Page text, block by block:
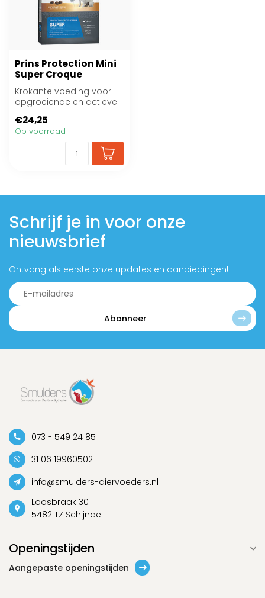
Prins Protection Mini
Super Croque
Krokante voeding voor
opgroeiende en actieve
kleine rassen
€24,25
Op voorraad
Schrijf je in voor onze
nieuwsbrief
Ontvang als eerste onze updates en aanbiedingen!
Abonneer
073 - 549 24 85
31 06 19960502
info@smulders-diervoeders.nl
Loosbraak 30
5482 TZ Schijndel
Openingstijden
Aangepaste openingstijden